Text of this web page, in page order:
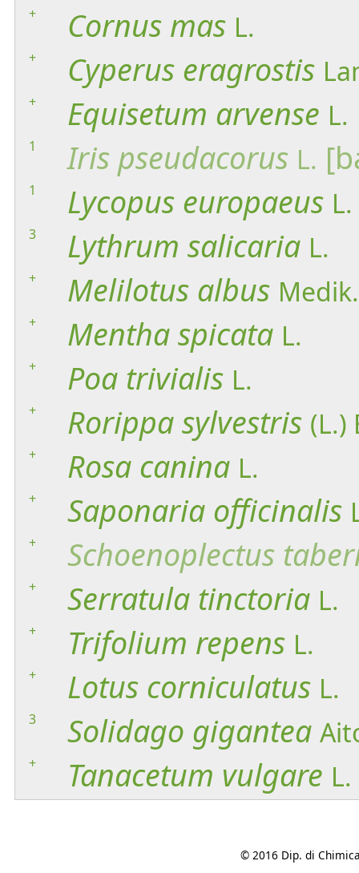
+ Cornus mas L.
+ Cyperus eragrostis
+ Equisetum arvense L.
1 Iris pseudacorus L.
1 Lycopus europaeus L.
3 Lythrum salicaria L.
+ Melilotus albus Medik.
+ Menthaspicata L.
+ Poa trivialis L.
+ Rorippasylvestris (L.)
+ Rosa canina L.
+ Saponaria officinalis
+ Schoenoplectus
+ Serratula tinctoria L.
+ Trifolium repens L.
+ Lotus corniculatus L.
3 Solidago gigantea
+ Tanacetum vulgare L.
© 2016 Dip. di